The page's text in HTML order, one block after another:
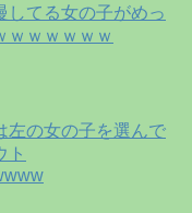
してる女の子がめっ
ｗｗｗｗｗｗ
左の女の子を選んで
ト